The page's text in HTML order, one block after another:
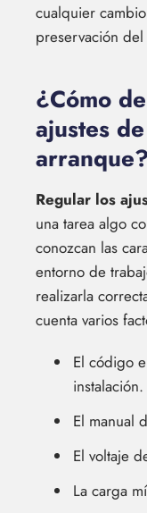
cualquier
preservación
¿Cómo
ajustes
arranque?
Regular los
una tarea algo
conozcan las
entorno de
realizarla
cuenta varios
El código
instalación.
El manual
El voltaje
La carga